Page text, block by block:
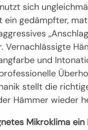
sich
ein gedämpfter,
Vernachlässigte
und
stellt die
Hämmer wieder
Mikroklima ein